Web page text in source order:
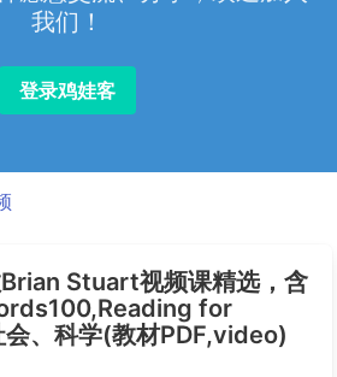
我们！
登录鸡娃客
Stuart视频课精选，含
for
、科学(教材PDF,video)